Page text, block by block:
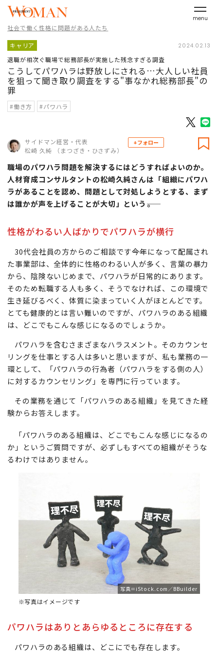
menu
社会で働く性格に問題がある人たち
キャリア 2024.02.13
退職が相次ぐ職場で総務部長が実施した残念すぎる調査
こうしてパワハラは野放しにされる…大人しい社員
を狙って聞き取り調査をする"事なかれ総務部長"の
罪
#働き方 #パワハラ
サイドマン経営・代表
松崎 久純 （まつざき・ひさずみ）
+フォロー
職場のパワハラ問題を解決するにはどうすればよいのか。
人材育成コンサルタントの松崎久純さんは「組織にパワハ
ラがあることを認め、問題として対処しようとする、まず
は誰かが声を上げることが大切」という――。
性格がわるい人ばかりでパワハラが横行
30代会社員の方からのご相談です――今年になって配属され
た事業部は、全体的に性格のわるい人が多く、言葉の暴力
から、陰険ないじめまで、パワハラが日常的にあります。
そのため転職する人も多く、そうでなければ、この環境で
生き延びるべく、体質に染まっていく人がほとんどです。
とても健康的とは言い難いのですが、パワハラのある組織
は、どこでもこんな感じになるのでしょうか。
パワハラを含むさまざまなハラスメント。そのカウンセ
リングを仕事とする人は多いと思いますが、私も業務の一
環として、「パワハラの行為者（パワハラをする側の人）
に対するカウンセリング」を専門に行っています。
その業務を通じて「パワハラのある組織」を見てきた経
験からお答えします。
「パワハラのある組織は、どこでもこんな感じになるの
か」というご質問ですが、必ずしもすべての組織がそうな
るわけではありません。
写真＝iStock.com／BBuilder
※写真はイメージです
パワハラはありとあらゆるところに存在する
パワハラのある組織は、どこにでも存在します。